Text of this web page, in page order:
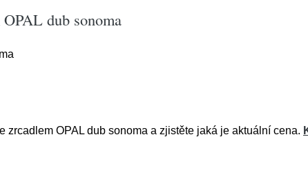
dub sonoma
zrcadlem OPAL dub sonoma a zjistěte jaká je aktuální cena.